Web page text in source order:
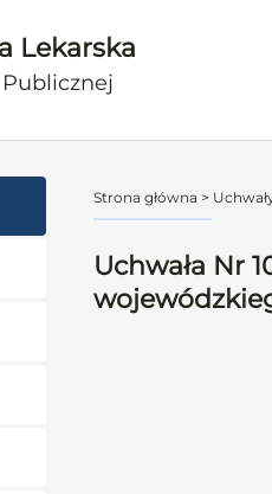
Lekarska
Strona główna >
Uchwała Nr